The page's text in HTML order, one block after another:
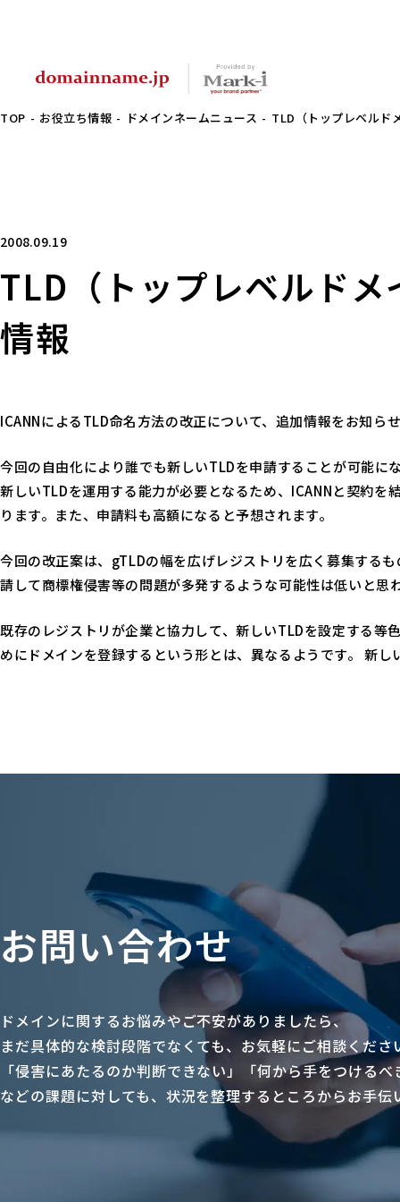
TOP お役立ち情報 ドメインネームニュース TLD（トップレベルド
2008.09.19
TLD（トップレベルド
情報
ICANNによるTLD命名方法の改正について、追加情報をお知ら
今回の自由化により誰でも新しいTLDを申請することが可能に
新しいTLDを運用する能力が必要となるため、ICANNと契約を
ります。また、申請料も高額になると予想されます。
今回の改正案は、gTLDの幅を広げレジストリを広く募集する
請して商標権侵害等の問題が多発するような可能性は低いと思
既存のレジストリが企業と協力して、新しいTLDを設定する等
めにドメインを登録するという形とは、異なるようです。 新
お問い合わせ
ドメインに関するお悩みやご不安がありましたら、
まだ具体的な検討段階でなくても、お気軽にご相談くださ
「侵害にあたるのか判断できない」「何から手をつける
などの課題に対しても、状況を整理するところからお手伝